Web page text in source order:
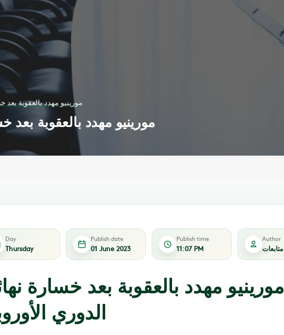
مورينيو مهدد بالعقوبة بعد
مورينيو مهدد بالعقوبة بعد
Day
Thursday
Publish date
01 June 2023
Publish time
11:07 PM
Author
متابعات
مورينيو مهدد بالعقوبة بعد خسارة
الدوري